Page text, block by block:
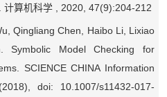
计算机科学, 2020, 47(9):204-212
Qingliang Chen, Haibo Li, Lixiao
Symbolic Model Checking for
SCIENCE CHINA Information
doi: 10.1007/s11432-017-